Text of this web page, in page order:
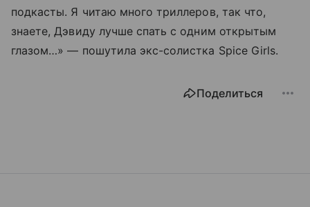
подкасты. Я читаю много триллеров, так что,
знаете, Дэвиду лучше спать с одним открытым
глазом…» — пошутила экс-солистка Spice Girls.
Поделиться